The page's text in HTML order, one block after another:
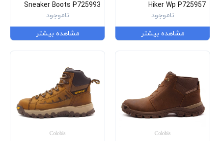
Hiker Wp P725957
ناموجود
مشاهده بیشتر
Sneaker Boots P725993
ناموجود
مشاهده بیشتر